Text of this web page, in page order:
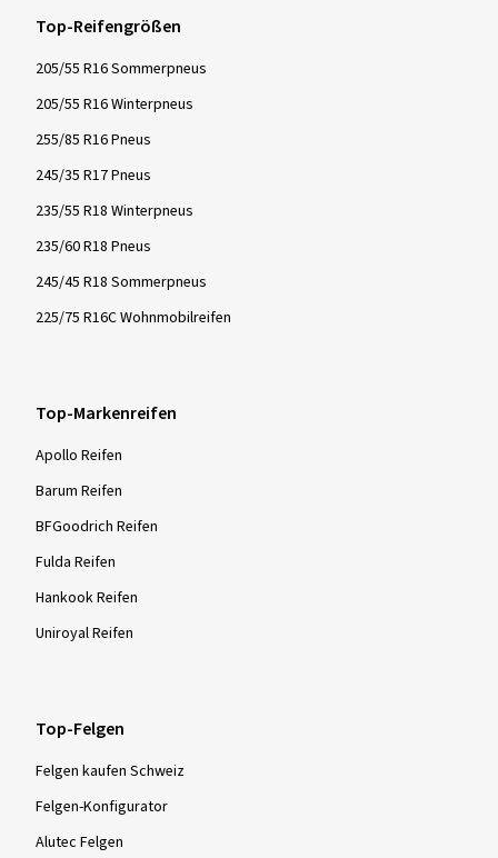
Top-Reifengrößen
205/55 R16 Sommerpneus
205/55 R16 Winterpneus
255/85 R16 Pneus
245/35 R17 Pneus
235/55 R18 Winterpneus
235/60 R18 Pneus
245/45 R18 Sommerpneus
225/75 R16C Wohnmobilreifen
Top-Markenreifen
Apollo Reifen
Barum Reifen
BFGoodrich Reifen
Fulda Reifen
Hankook Reifen
Uniroyal Reifen
Top-Felgen
Felgen kaufen Schweiz
Felgen-Konfigurator
Alutec Felgen